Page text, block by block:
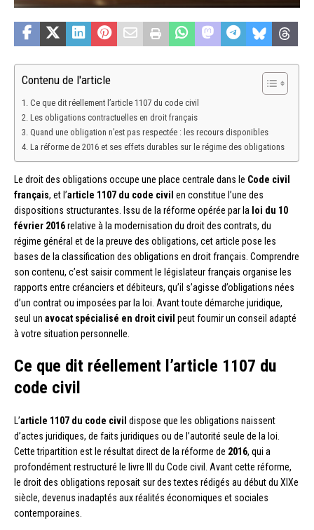
Contenu de l'article
Ce que dit réellement l’article 1107 du code civil
Les obligations contractuelles en droit français
Quand une obligation n’est pas respectée : les recours disponibles
La réforme de 2016 et ses effets durables sur le régime des obligations
Le droit des obligations occupe une place centrale dans le Code civil
français, et l’article 1107 du code civil en constitue l’une des
dispositions structurantes. Issu de la réforme opérée par la loi du 10
février 2016relative à la modernisation du droit des contrats, du
régime général et de la preuve des obligations, cet article pose les
bases de la classification des obligations en droit français. Comprendre
son contenu, c’est saisir comment le législateur français organise les
rapports entre créanciers et débiteurs, qu’il s’agisse d’obligations nées
d’un contrat ou imposées par la loi. Avant toute démarche juridique,
seul un avocat spécialisé en droit civil peut fournir un conseil adapté
à votre situation personnelle.
Ce que dit réellement l’article 1107 du
code civil
L’article 1107 du code civil dispose que les obligations naissent
d’actes juridiques, de faits juridiques ou de l’autorité seule de la loi.
Cette tripartition est le résultat direct de la réforme de 2016, qui a
profondément restructuré le livre III du Code civil. Avant cette réforme,
le droit des obligations reposait sur des textes rédigés au début du XIXe
siècle, devenus inadaptés aux réalités économiques et sociales
contemporaines.